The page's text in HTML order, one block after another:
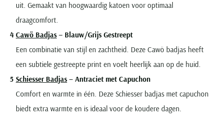
uit. Gemaakt van hoogwaardig katoen voor optimaal
draagcomfort.
Cawö Badjas – Blauw/Grijs Gestreept
Een combinatie van stijl en zachtheid. Deze Cawö badjas heeft
een subtiele gestreepte print en voelt heerlijk aan op de huid.
Schiesser Badjas – Antraciet met Capuchon
Comfort en warmte in één. Deze Schiesser badjas met capuchon
biedt extra warmte en is ideaal voor de koudere dagen.